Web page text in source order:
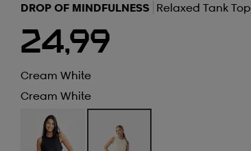
DROP OF MINDFULNESS Relaxed Tank Top
24,99
Cream White
Cream White